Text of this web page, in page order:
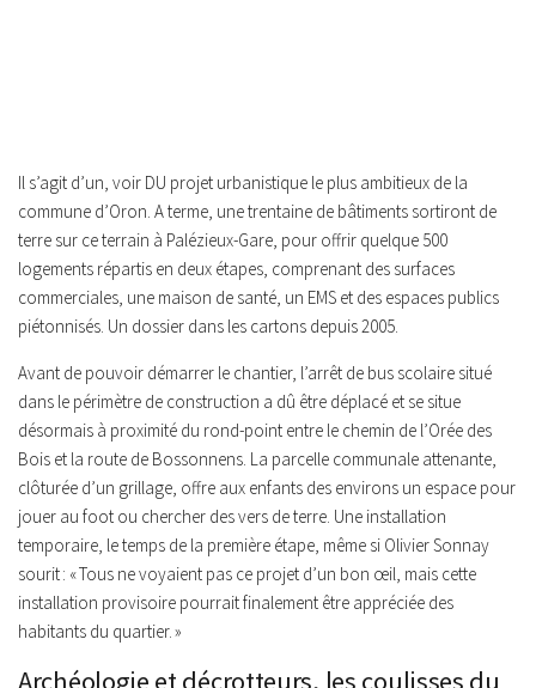
Il s’agit d’un, voir DU projet urbanistique le plus ambitieux de la
commune d’Oron. A terme, une trentaine de bâtiments sortiront de
terre sur ce terrain à Palézieux-Gare, pour offrir quelque 500
logements répartis en deux étapes, comprenant des surfaces
commerciales, une maison de santé, un EMS et des espaces publics
piétonnisés. Un dossier dans les cartons depuis 2005.
Avant de pouvoir démarrer le chantier, l’arrêt de bus scolaire situé
dans le périmètre de construction a dû être déplacé et se situe
désormais à proximité du rond-point entre le chemin de l’Orée des
Bois et la route de Bossonnens. La parcelle communale attenante,
clôturée d’un grillage, offre aux enfants des environs un espace pour
jouer au foot ou chercher des vers de terre. Une installation
temporaire, le temps de la première étape, même si Olivier Sonnay
sourit : « Tous ne voyaient pas ce projet d’un bon œil, mais cette
installation provisoire pourrait finalement être appréciée des
habitants du quartier. »
Archéologie et décrotteurs, les coulisses du